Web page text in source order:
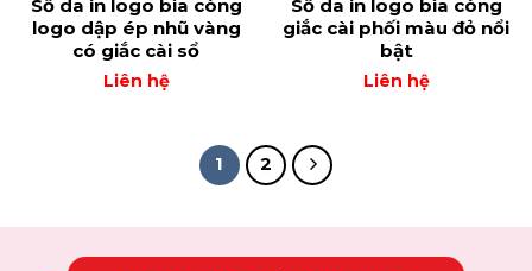
Sổ da in logo bìa còng
logo dập ép nhũ vàng
có giắc cài sổ
Liên hệ
Sổ da in logo bìa còng
giắc cài phối màu đỏ nổi
bật
Liên hệ
1 2